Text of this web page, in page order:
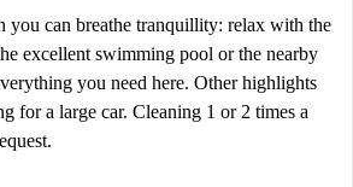
you can breathe tranquillity: relax with the
excellent swimming pool or the nearby
you need here. Other highlights
for a large car. Cleaning 1 or 2 times a